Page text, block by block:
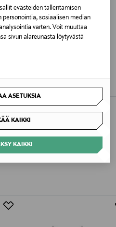
evästeiden tallentamisen
sosiaalisen median
varten. Voit muuttaa
sivun alareunasta löytyvästä
ASETUKSIA
KAIKKI
KAIKKI
BP 60137 94234